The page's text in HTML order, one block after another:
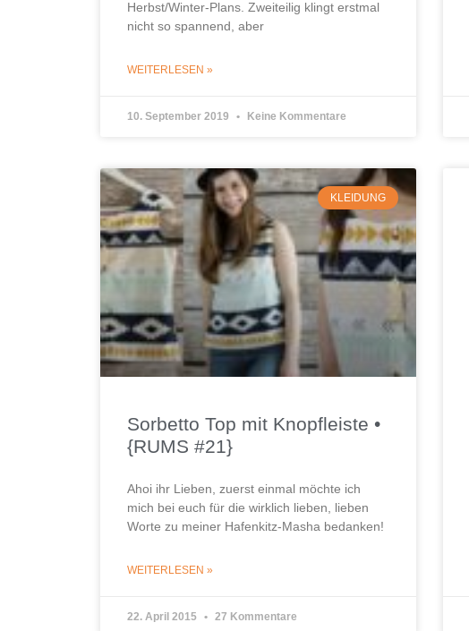
Herbst/Winter-Plans. Zweiteilig klingt erstmal
nicht so spannend, aber
WEITERLESEN »
10. September 2019 Keine Kommentare
KLEIDUNG
Sorbetto Top mit Knopfleiste •
{RUMS #21}
Ahoi ihr Lieben, zuerst einmal möchte ich
mich bei euch für die wirklich lieben, lieben
Worte zu meiner Hafenkitz-Masha bedanken!
WEITERLESEN »
22. April 2015 27 Kommentare